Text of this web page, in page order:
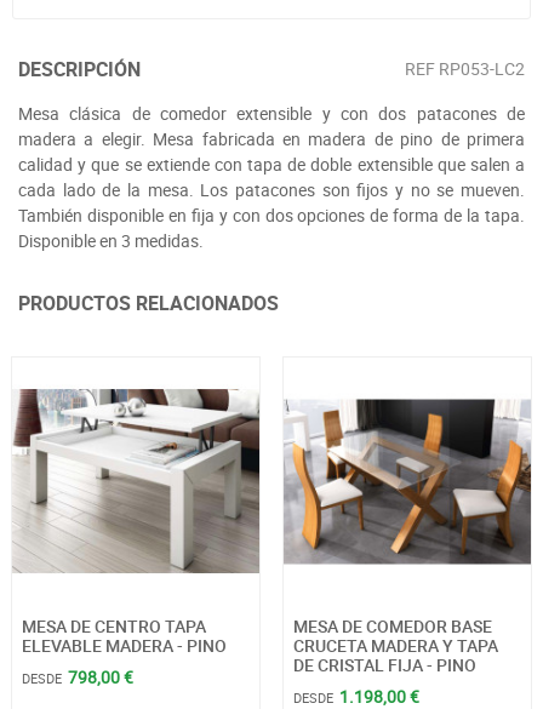
DESCRIPCIÓN REF RP053-LC2
Mesa clásica de comedor extensible y con dos patacones de
madera a elegir. Mesa fabricada en madera de pino de primera
calidad y que se extiende con tapa de doble extensible que salen a
cada lado de la mesa. Los patacones son fijos y no se mueven.
También disponible en fija y con dos opciones de forma de la tapa.
Disponible en 3 medidas.
PRODUCTOS RELACIONADOS
MESA DE CENTRO TAPA
ELEVABLE MADERA - PINO
DESDE 798,00 €
MESA DE COMEDOR BASE
CRUCETA MADERA Y TAPA
DE CRISTAL FIJA - PINO
DESDE 1.198,00 €